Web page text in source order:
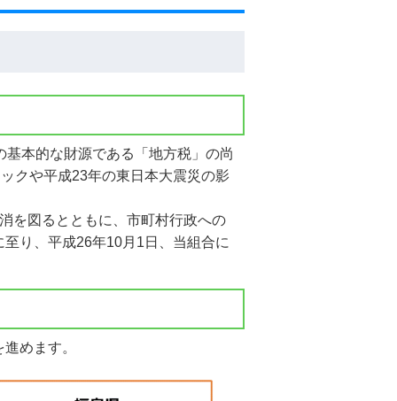
本的な財源である「地方税」の尚
クや平成23年の東日本大震災の影
を図るとともに、市町村行政への
り、平成26年10月1日、当組合に
めます。